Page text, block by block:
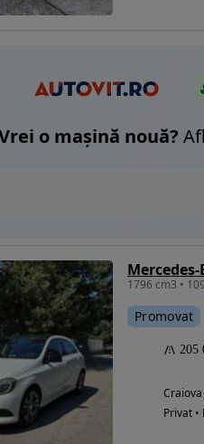
o mașină nouă?
1796 cm3 •
Promovat
205
Privat •